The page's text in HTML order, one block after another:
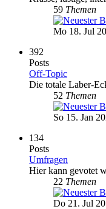
59 Themen
Mo 18. Jul
392
Posts
Off-Topic
Die totale Laber-
52 Themen
So 15. Jan
134
Posts
Umfragen
Hier kann gevotet
22 Themen
Do 21. Jul